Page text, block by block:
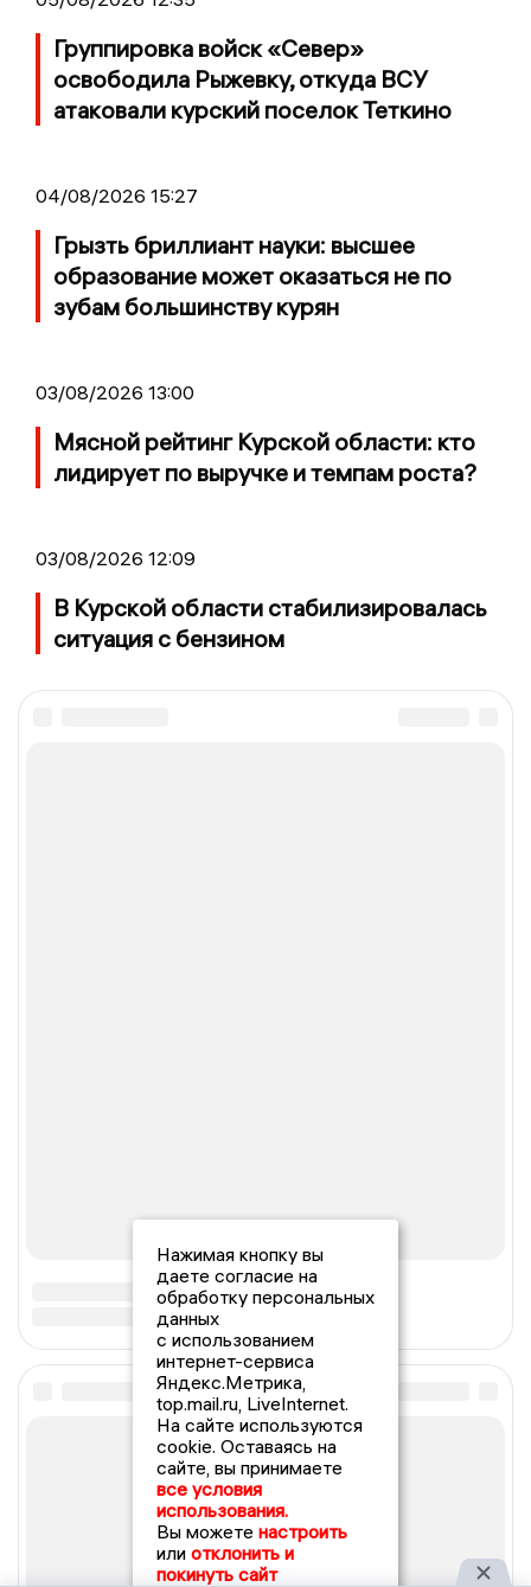
Группировка войск «Север»
освободила Рыжевку, откуда ВСУ
атаковали курский поселок Теткино
04/08/2026 15:27
Грызть бриллиант науки: высшее
образование может оказаться не по
зубам большинству курян
03/08/2026 13:00
Мясной рейтинг Курской области: кто
лидирует по выручке и темпам роста?
03/08/2026 12:09
В Курской области стабилизировалась
ситуация с бензином
Нажимая кнопку вы
даете согласие на
обработку персональных
данных
с использованием
интернет-сервиса
Яндекс.Метрика,
top.mail.ru, LiveInternet.
На сайте используются
cookie. Оставаясь на
сайте, вы принимаете
все условия
использования.
Вы можете настроить
или отклонить и
покинуть сайт